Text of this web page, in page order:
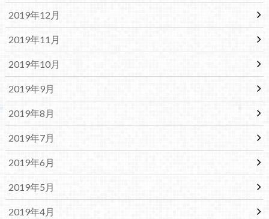
2019年12月
2019年11月
2019年10月
2019年9月
2019年8月
2019年7月
2019年6月
2019年5月
2019年4月